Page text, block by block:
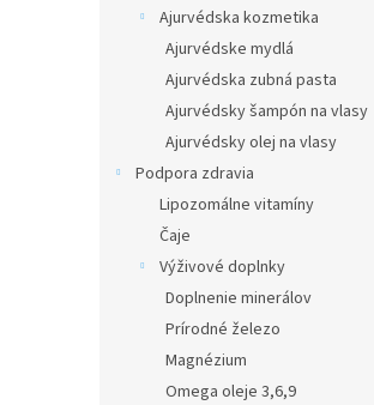
Ajurvédska kozmetika
Ajurvédske mydlá
Ajurvédska zubná pasta
Ajurvédsky šampón na vlasy
Ajurvédsky olej na vlasy
Podpora zdravia
Lipozomálne vitamíny
Čaje
Výživové doplnky
Doplnenie minerálov
Prírodné železo
Magnézium
Omega oleje 3,6,9